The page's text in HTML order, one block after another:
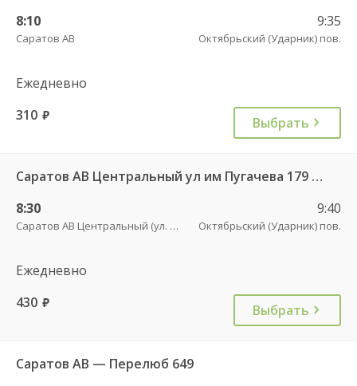
8:10
Саратов АВ
9:35
Октябрьский (Ударник) пов.
Ежедневно
310 руб. Выбрать
Саратов АВ Центральный ул им Пугачева 179 А — Балашов (Привокзальная площадь 7) 603-1
8:30
Саратов АВ Центральный (ул. им. Пугачева, 179 А)
9:40
Октябрьский (Ударник) пов.
Ежедневно
430 руб. Выбрать
Саратов АВ — Перелюб 649